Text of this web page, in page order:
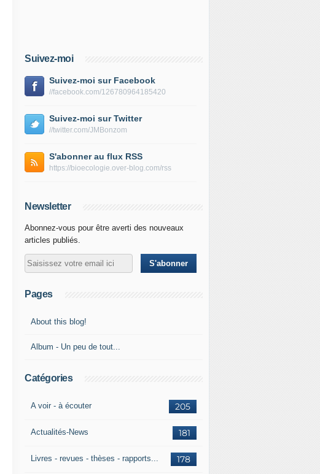
Suivez-moi
Suivez-moi sur Facebook
//facebook.com/126780964185420
Suivez-moi sur Twitter
//twitter.com/JMBonzom
S'abonner au flux RSS
https://bioecologie.over-blog.com/rss
Newsletter
Abonnez-vous pour être averti des nouveaux
articles publiés.
Pages
About this blog!
Album - Un peu de tout...
Catégories
205
A voir - à écouter
181
Actualités-News
178
Livres - revues - thèses - rapports...